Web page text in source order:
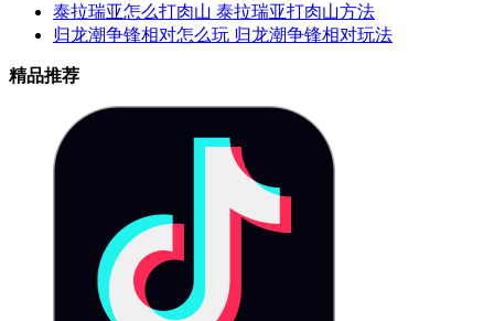
泰拉瑞亚怎么打肉山 泰拉瑞亚打肉山方法
归龙潮争锋相对怎么玩 归龙潮争锋相对玩法
精品推荐